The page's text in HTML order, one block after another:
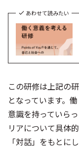
あわせて読みたい
この研修は上記の
となっています。
意識を持っていら
リアについて具体
「対話」をもとに